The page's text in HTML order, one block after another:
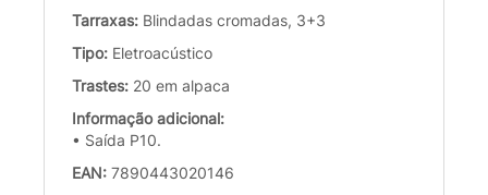
Tarraxas: Blindadas cromadas, 3+3
Tipo: Eletroacústico
Trastes: 20 em alpaca
Informação adicional:
• Saída P10.
EAN: 7890443020146